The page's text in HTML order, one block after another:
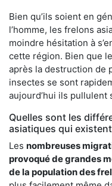
Bien qu’ils soient en
l’homme, les frelons
moindre hésitation à
cette région. Bien que
après la destruction de
insectes se sont
aujourd’hui ils pullulent
Quelles sont les
asiatiques qui
Les nombreuses
provoqué de grandes
de la population des